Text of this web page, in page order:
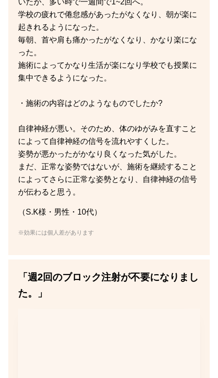
学校の疲れで倦怠感があったがなくなり、朝が楽に
起きれるようになった。
毎朝、首や肩も痛かったがなくなり、かなり楽にな
った。
施術によってかなり生活が楽になり学校でも授業に
集中できるようになった。
・施術の内容はどのようなものでしたか?
自律神経が悪い。そのため、体のゆがみを直すこと
によって自律神経の信号を流れやすくした。
姿勢が悪かったがかなり良くなった気がした。
まだ、正常な姿勢ではないが、施術を継続すること
によってさらに正常な姿勢となり、自律神経の信号
が伝わると思う。
（S.K様・男性・10代）
※効果には個人差があります
「週2回のブロック注射が不要になりまし
た。」